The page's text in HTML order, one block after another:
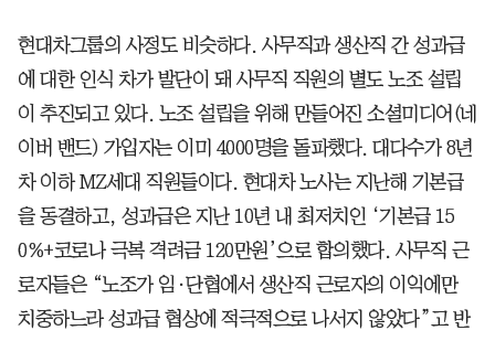
현대차그룹의 사정도 비슷하다. 사무직과 생산직 간 성과급
에 대한 인식 차가 발단이 돼 사무직 직원의 별도 노조 설립
이 추진되고 있다. 노조 설립을 위해 만들어진 소셜미디어(네
이버 밴드) 가입자는 이미 4000명을 돌파했다. 대다수가 8년
차 이하 MZ세대 직원들이다. 현대차 노사는 지난해 기본급
을 동결하고, 성과급은 지난 10년 내 최저치인 ‘기본급 15
0%+코로나 극복 격려금 120만원’으로 합의했다. 사무직 근
로자들은 “노조가 임·단협에서 생산직 근로자의 이익에만
치중하느라 성과급 협상에 적극적으로 나서지 않았다”고 반